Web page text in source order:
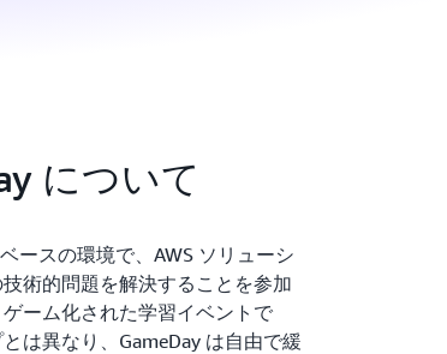
について
ースの環境で、AWS ソリューシ
術的問題を解決することを参加
ーム化された学習イベントで
は異なり、GameDay は自由で緩